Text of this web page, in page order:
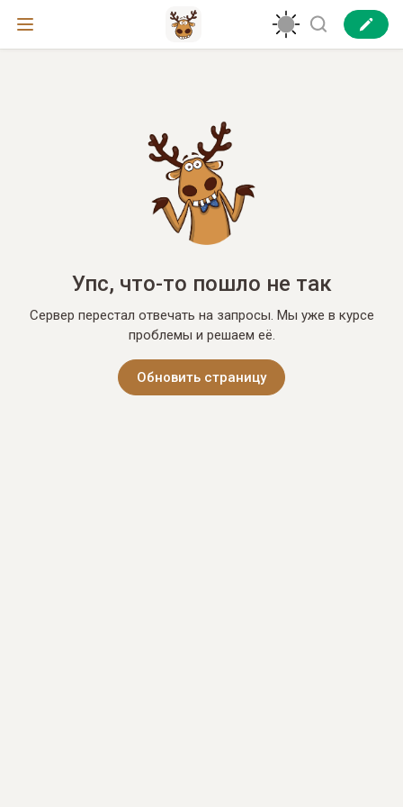
Упс, что-то пошло не так
Сервер перестал отвечать на запросы. Мы уже в курсе
проблемы и решаем её.
Обновить страницу